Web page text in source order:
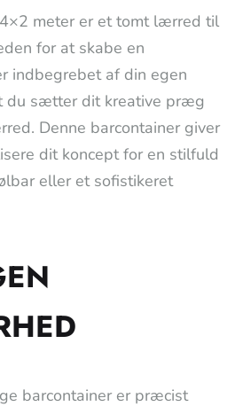
meter er et tomt lærred til
for at skabe en
indbegrebet af din egen
du sætter dit kreative præg
Denne barcontainer giver
dit koncept for en stilfuld
eller et sofistikeret
barcontainer er præcist